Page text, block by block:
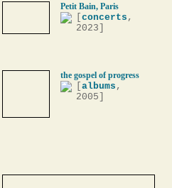
Petit Bain, Paris
concerts ,
2023]
the gospel of progress
albums ,
2005]